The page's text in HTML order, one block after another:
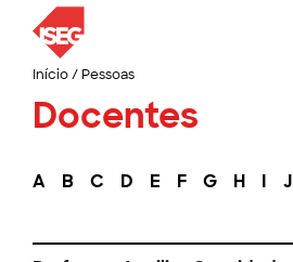
Início/ Pessoas
Docentes
A B C D E F G H I J